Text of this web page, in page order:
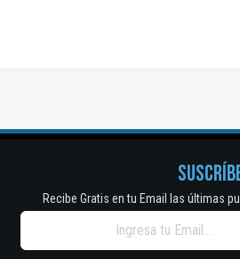
Recibe Gratis en tu Email las últimas